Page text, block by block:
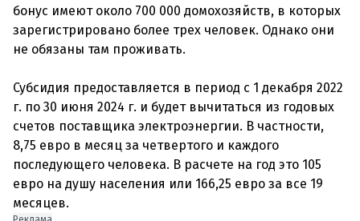
бонус имеют около 700 000 домохозяйств, в которых
зарегистрировано более трех человек. Однако они
не обязаны там проживать.
Субсидия предоставляется в период с 1 декабря 2022
г. по 30 июня 2024 г. и будет вычитаться из годовых
счетов поставщика электроэнергии. В частности,
8,75 евро в месяц за четвертого и каждого
последующего человека. В расчете на год это 105
евро на душу населения или 166,25 евро за все 19